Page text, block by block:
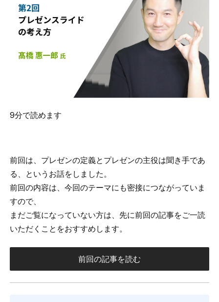
9分で読めます
前回は、プレゼンの定義とプレゼンの主役は聞き手であ
る、というお話をしました。
前回の内容は、今回のテーマにも密接につながっていま
すので、
まだご覧になっていない方は、先に前回の記事をご一読
いただくことをおすすめします。
前回の記事を読む